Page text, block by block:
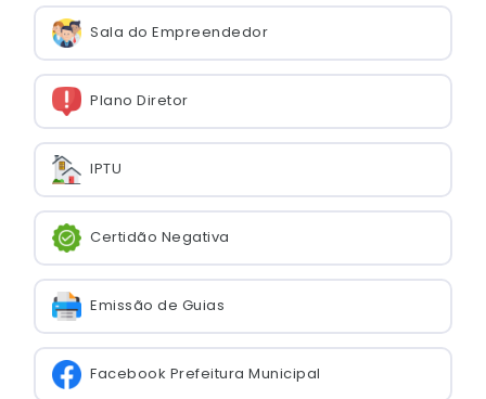
Sala do Empreendedor
Plano Diretor
IPTU
Certidão Negativa
Emissão de Guias
Facebook Prefeitura Municipal